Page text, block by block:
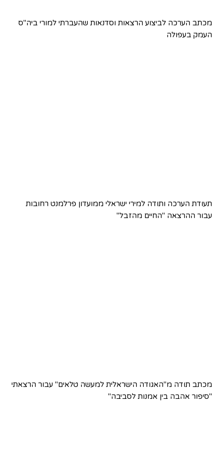
מכתב הערכה לביצוע הרצאות וסדנאות שהעברתי למורי ביה"ס
העמק בעפולה
תעודת הערכה ותודה למירי ישראלי ממועדון פרלמנט רחובות
עבור ההרצאה "החיים מהזבל"
מכתב תודה מ"האגודה הישראלית למעשה טלאים" עבור הרצאתי
"סיפור אהבה בין אמנות לסביבה"